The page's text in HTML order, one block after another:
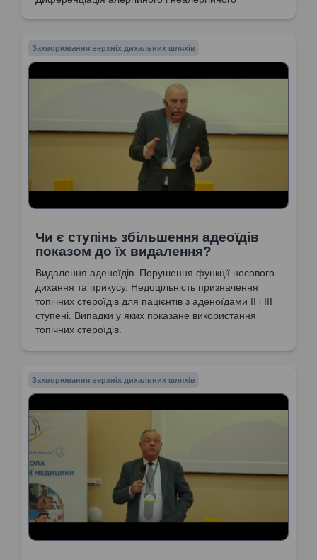
«кукушки».
Захворювання верхніх дихальних шляхів
Чи є ступінь збільшення адеоїдів
показом до їх видалення?
Видалення аденоїдів. Порушення функції носового
дихання та прикусу. Недоцільність призначення
топічних стероїдів для пацієнтів з аденоїдами II і III
ступені. Випадки у яких показане використання
топічних стероїдів.
Захворювання верхніх дихальних шляхів